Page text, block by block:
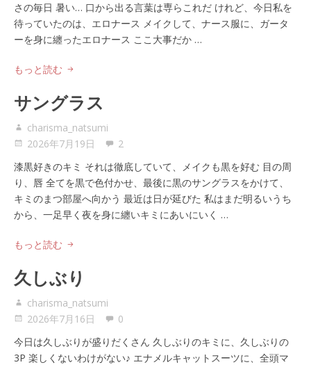
さの毎日 暑い… 口から出る言葉は専らこれだ けれど、今日私を
待っていたのは、エロナース メイクして、ナース服に、ガータ
ーを身に纏ったエロナース ここ大事だか …
もっと読む
サングラス
charisma_natsumi
2026年7月19日
2
漆黒好きのキミ それは徹底していて、メイクも黒を好む 目の周
り、唇 全てを黒で色付かせ、最後に黒のサングラスをかけて、
キミのまつ部屋へ向かう 最近は日が延びた 私はまだ明るいうち
から、一足早く夜を身に纏いキミにあいにいく …
もっと読む
久しぶり
charisma_natsumi
2026年7月16日
0
今日は久しぶりが盛りだくさん 久しぶりのキミに、久しぶりの
3P 楽しくないわけがない♪ エナメルキャットスーツに、全頭マ